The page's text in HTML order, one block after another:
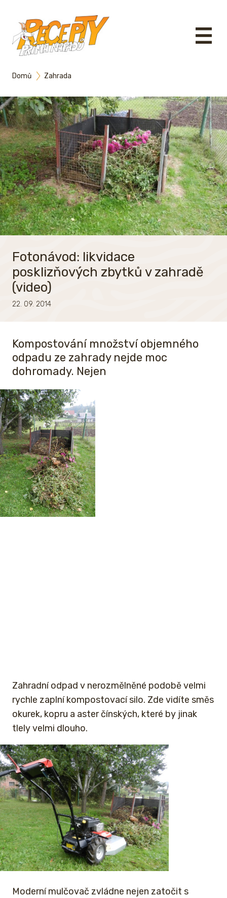
Domů Zahrada
Fotonávod: likvidace
posklizňových zbytků v zahradě
(video)
22. 09. 2014
Kompostování množství objemného
odpadu ze zahrady nejde moc
dohromady. Nejen
Zahradní odpad v nerozmělněné podobě velmi
rychle zaplní kompostovací silo. Zde vidíte směs
okurek, kopru a aster čínských, které by jinak
tlely velmi dlouho.
Moderní mulčovač zvládne nejen zatočit s